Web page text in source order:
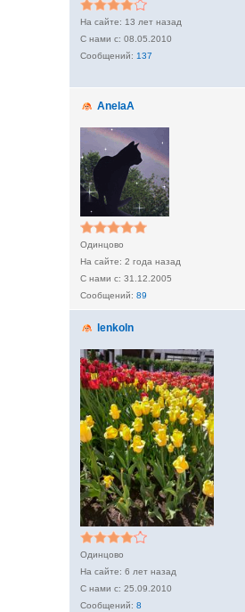
13 лет назад
08.05.2010
137
AnelaA
Одинцово
2 года назад
31.12.2005
89
lenkoln
Одинцово
6 лет назад
25.09.2010
8